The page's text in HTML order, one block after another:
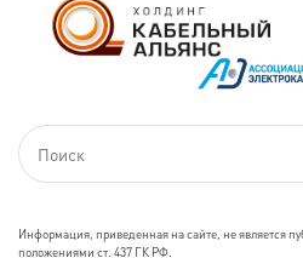
Информация, приведенная на сайте, не является
положениями ст. 437 ГК РФ.